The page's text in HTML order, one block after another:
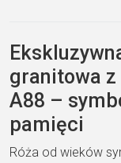
granitowa
A88 –
pamięci
Róża od wieków